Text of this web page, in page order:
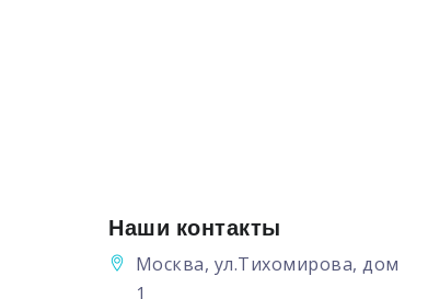
Наши контакты
Москва, ул.Тихомирова, дом
1